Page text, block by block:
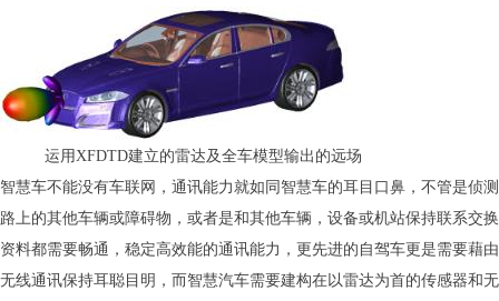
运用XFDTD建立的雷达及全车模型输出的远场
智慧车不能没有车联网，通讯能力就如同智慧车的耳目口鼻，不管是侦测
路上的其他车辆或障碍物，或者是和其他车辆，设备或机站保持联系交换
资料都需要畅通，稳定高效能的通讯能力，更先进的自驾车更是需要藉由
无线通讯保持耳聪目明，而智慧汽车需要建构在以雷达为首的传感器和无